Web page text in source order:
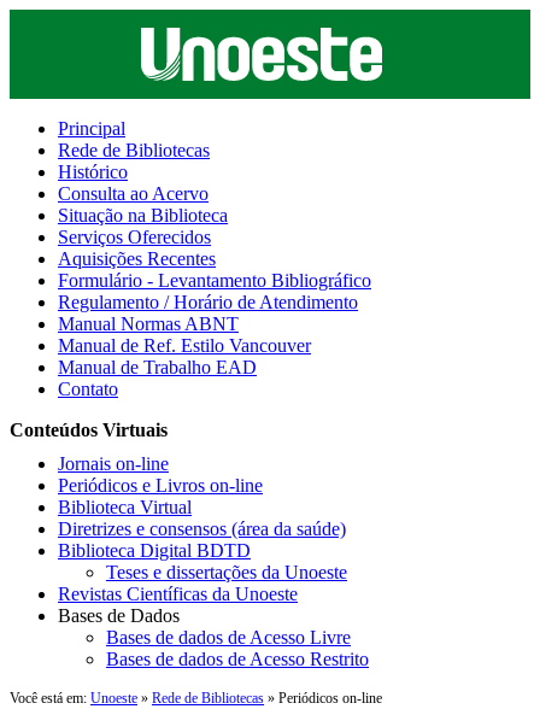
Principal
Rede de Bibliotecas
Histórico
Consulta ao Acervo
Situação na Biblioteca
Serviços Oferecidos
Aquisições Recentes
Formulário - Levantamento Bibliográfico
Regulamento / Horário de Atendimento
Manual Normas ABNT
Manual de Ref. Estilo Vancouver
Manual de Trabalho EAD
Contato
Conteúdos Virtuais
Jornais on-line
Periódicos e Livros on-line
Biblioteca Virtual
Diretrizes e consensos (área da saúde)
Biblioteca Digital BDTD
Teses e dissertações da Unoeste
Revistas Científicas da Unoeste
Bases de Dados
Bases de dados de Acesso Livre
Bases de dados de Acesso Restrito
Você está em: Unoeste » Rede de Bibliotecas » Periódicos on-line